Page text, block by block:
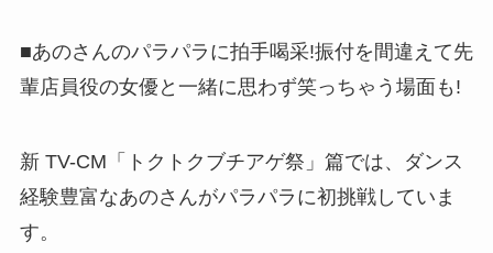
■あのさんのパラパラに拍手喝采!振付を間違えて先
輩店員役の女優と一緒に思わず笑っちゃう場面も!
新 TV-CM「トクトクブチアゲ祭」篇では、ダンス
経験豊富なあのさんがパラパラに初挑戦していま
す。